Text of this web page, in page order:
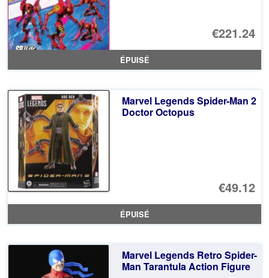
€221.24
ÉPUISÉ
Marvel Legends Spider-Man 2
Doctor Octopus
€49.12
ÉPUISÉ
Marvel Legends Retro Spider-
Man Tarantula Action Figure